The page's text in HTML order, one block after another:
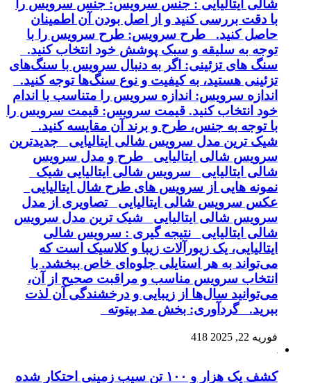
شالی ایتالیایی : جنس سرویس: جنس سرویس را
با دقت بررسی کنید و از اصل بودن آن اطمینان
حاصل کنید. طرح سرویس: طرح سرویس را با
توجه به سلیقه و سبک پوشش خود انتخاب کنید.
سنگ های تزئینی: اگر به دنبال سرویس با سنگ‌های
تزئینی هستید، به کیفیت و نوع سنگ‌ها توجه کنید.
اندازه سرویس: اندازه سرویس را متناسب با اندام
خود انتخاب کنید. قیمت سرویس: قیمت سرویس را
با توجه به جنس، طرح و برند آن مقایسه کنید.
شیک ترین مدل سرویس شالی ایتالیایی جدیدترین
سرویس شالی ایتالیایی طرح و مدل سرویس
شالی ایتالیایی سرویس شالی ایتالیایی شیک
نمونه هایی از سرویس های طرح شال ایتالیایی
عکس سرویس شالی ایتالیایی تصاویری از مدل
سرویس شالی ایتالیایی شیک ترین مدل سرویس
شالی ایتالیایی نتیجه گیری : سرویس شالی
ایتالیایی، یک زیورآلات زیبا و کلاسیک است که
می‌تواند به هر استایلی جلوه‌ای خاص ببخشد. با
انتخاب سرویس مناسب و مراقبت صحیح از آن،
می‌توانید سال‌ها از زیبایی و درخشندگی آن لذت
ببرید. گردآوری: بخش مد بیتوته
فوریه 22, 2025 418
کشف یک هزار و ۱۰۰ تن سیب زمینی احتکار شده